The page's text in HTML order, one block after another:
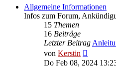
Allgemeine Informationen
Infos zum Forum,
15 Themen
16 Beiträge
Letzter Beitrag
von Kerstin
Beitrag
Do Feb 08, 2024